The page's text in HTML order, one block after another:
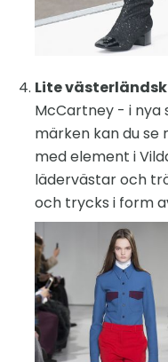
Lite
McCartney - i nya
märken kan du se
med element i
lädervästar och
och trycks i form